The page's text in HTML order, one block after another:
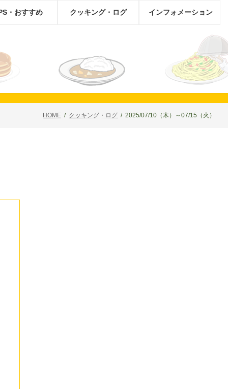
・おすすめ クッキング・ログ インフォメーション
HOME クッキング・ログ 2025/07/10（木）～07/15（火）